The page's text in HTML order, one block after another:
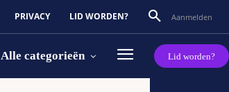
PRIVACY LID WORDEN? Aanmelden
Alle categorieën Lid worden?